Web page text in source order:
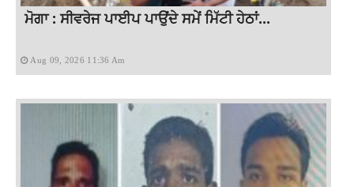
ਮੋਗਾ : ਸੀਵਰੇਜ ਪਾਈਪ ਪਾਉਂਦੇ ਸਮੇਂ ਮਿੱਟੀ ਹੇਠਾਂ...
Aug 09, 2026 11:36 Am